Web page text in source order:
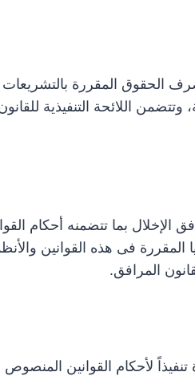
الحقوق المقررة
اللائحة التنفيذية
الإخلال بما تتضمنه أحكام
المقررة فى هذه القوانين
المرافق.
لأحكام القوانين المنصوص